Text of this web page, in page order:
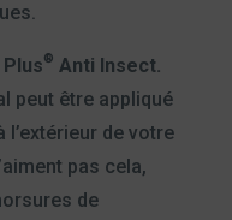
® Anti Insect.
peut être appliqué
de votre
pas cela,
de